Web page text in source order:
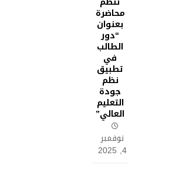
محاضرة
بعنوان
“دور
الطالب
في
تطبيق
نظم
جودة
التعليم
العالي”
نوفمبر
4, 2025